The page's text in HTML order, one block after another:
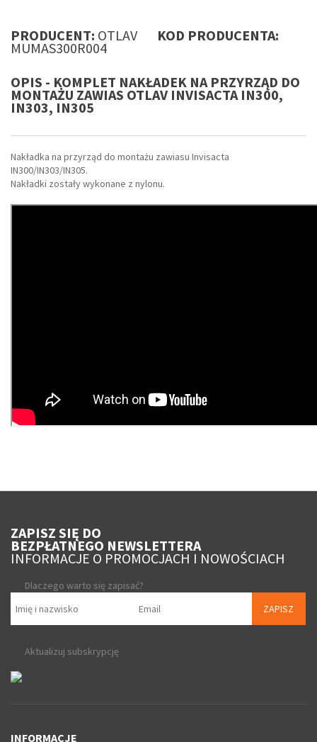
PRODUCENT: OTLAV KOD PRODUCENTA:
MUMAS300R004
OPIS - KOMPLET NAKŁADEK NA PRZYRZĄD DO
MONTAŻU ZAWIAS OTLAV INVISACTA IN300,
IN303, IN305
Nakładka na przyrząd do montażu zawiasu Invisacta
IN300/IN303/IN305.
Nakładki zostały wykonane z nylonu.
ZAPISZ SIĘ DO
BEZPŁATNEGO NEWSLETTERA
INFORMACJE O PROMOCJACH I NOWOŚCIACH
Dlaczego warto się zapisać?
ZAPISZ
Aktualizuj subskrypcję
INFORMACJE